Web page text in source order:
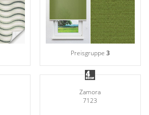
Preisgruppe 3
Zamora
7123